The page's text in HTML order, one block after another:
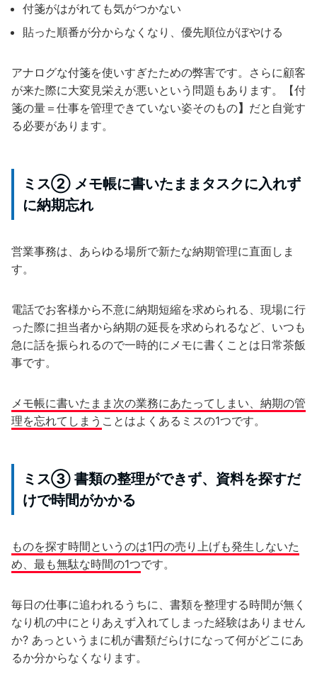
付箋がはがれても気がつかない
貼った順番が分からなくなり、優先順位がぼやける
アナログな付箋を使いすぎたための弊害です。さらに顧客
が来た際に大変見栄えが悪いという問題もあります。【付
箋の量＝仕事を管理できていない姿そのもの】 だと自覚す
る必要があります。
ミス② メモ帳に書いたままタスクに入れず
に納期忘れ
営業事務は、あらゆる場所で新たな納期管理に直面しま
す。
電話でお客様から不意に納期短縮を求められる、現場に行
った際に担当者から納期の延長を求められるなど、いつも
急に話を振られるので一時的にメモに書くことは日常茶飯
事です。
メモ帳に書いたまま次の業務にあたってしまい、納期の管
理を忘れてしまう ことはよくあるミスの1つです。
ミス③ 書類の整理ができず、資料を探すだ
けで時間がかかる
ものを探す時間というのは1円の売り上げも発生しないた
め、最も無駄な時間の1つです。
毎日の仕事に追われるうちに、書類を整理する時間が無く
なり机の中にとりあえず入れてしまった経験はありません
か? あっというまに机が書類だらけになって何がどこにあ
るか分からなくなります。